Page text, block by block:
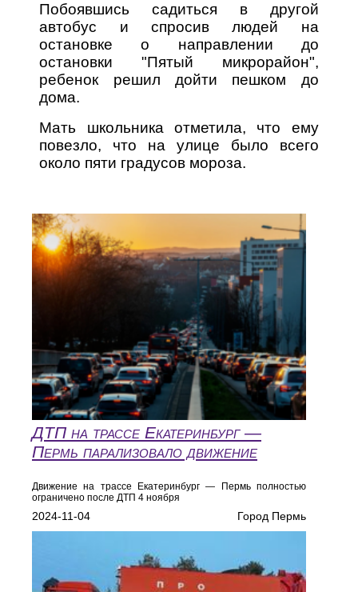
Побоявшись садиться в другой
автобус и спросив людей на
остановке о направлении до
остановки "Пятый микрорайон",
ребенок решил дойти пешком до
дома.
Мать школьника отметила, что ему
повезло, что на улице было всего
около пяти градусов мороза.
ДТП на трассе Екатеринбург —
Пермь парализовало движение
Движение на трассе Екатеринбург — Пермь полностью
ограничено после ДТП 4 ноября
2024-11-04 Город Пермь